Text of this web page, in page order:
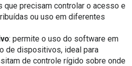
que precisam controlar o acesso e
ou uso em diferentes
: permite o uso do software em
de dispositivos, ideal para
de controle rígido sobre onde